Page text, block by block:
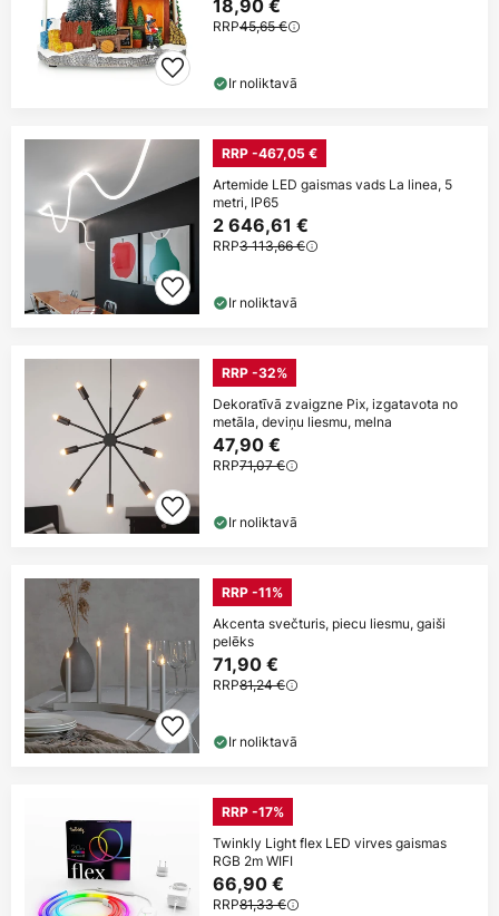
18,90 €
RRP45,65 €
Ir noliktavā
RRP -467,05 €
Artemide LED gaismas vads La linea, 5
metri, IP65
2 646,61 €
RRP3 113,66 €
Ir noliktavā
RRP -32%
Dekoratīvā zvaigzne Pix, izgatavota no
metāla, deviņu liesmu, melna
47,90 €
RRP71,07 €
Ir noliktavā
RRP -11%
Akcenta svečturis, piecu liesmu, gaiši
pelēks
71,90 €
RRP81,24 €
Ir noliktavā
RRP -17%
Twinkly Light flex LED virves gaismas
RGB 2m WIFI
66,90 €
RRP81,33 €